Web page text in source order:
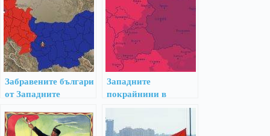
Забравените българи
от Западните
Западните
покрайнини в
България (1941-1944
г.)